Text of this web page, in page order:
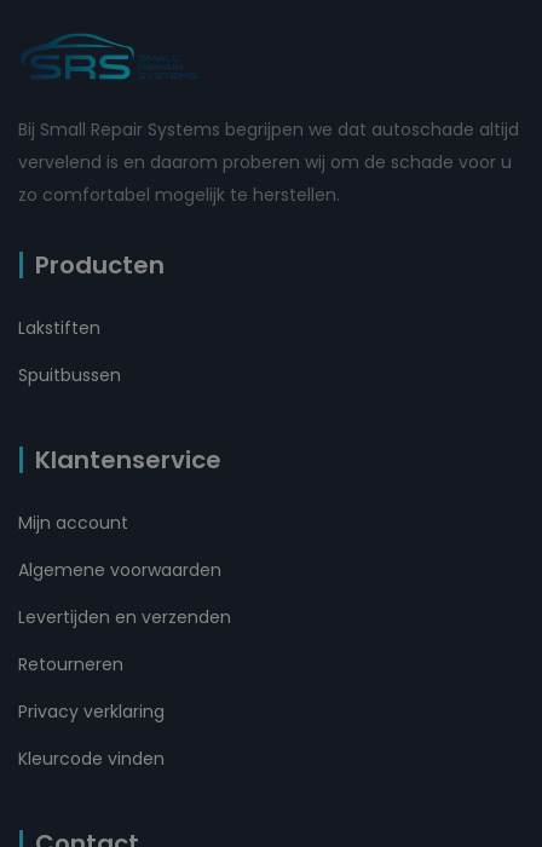
Bij Small Repair Systems begrijpen we dat autoschade altijd
vervelend is en daarom proberen wij om de schade voor u
zo comfortabel mogelijk te herstellen.
Producten
Lakstiften
Spuitbussen
Klantenservice
Mijn account
Algemene voorwaarden
Levertijden en verzenden
Retourneren
Privacy verklaring
Kleurcode vinden